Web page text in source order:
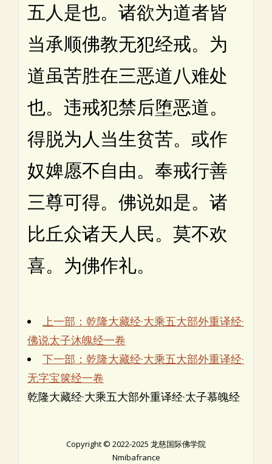
五人是也。诸欲为道者皆
当承顺佛教无犯经戒。为
道虽苦胜在三恶道八难处
也。违戒犯禁后堕恶道。
得脱为人当生贫苦。或作
奴婢愿不自由。奉戒行善
三尊可得。佛说如是。诸
比丘众诸天人民。莫不欢
喜。为佛作礼。
上一部：乾隆大藏经·大乘五大部外重译经·
佛说太子沐魄经一卷
下一部：乾隆大藏经·大乘五大部外重译经·
无字宝箧经一卷
乾隆大藏经·大乘五大部外重译经·太子慕魄经
Copyright © 2022-2025 龙慈国际佛学院
Nmibafrance